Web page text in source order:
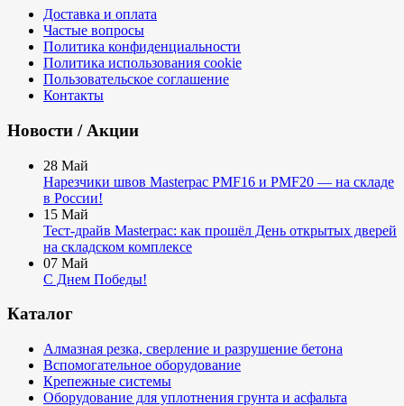
Доставка и оплата
Частые вопросы
Политика конфиденциальности
Политика использования cookie
Пользовательское соглашение
Контакты
Новости / Акции
28 Май
Нарезчики швов Masterpac PMF16 и PMF20 — на складе
в России!
15 Май
Тест-драйв Masterpac: как прошёл День открытых дверей
на складском комплексе
07 Май
С Днем Победы!
Каталог
Алмазная резка, сверление и разрушение бетона
Вспомогательное оборудование
Крепежные системы
Оборудование для уплотнения грунта и асфальта